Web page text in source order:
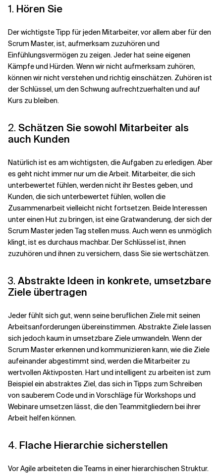
1. Hören Sie
Der wichtigste Tipp für jeden Mitarbeiter, vor allem aber für den
Scrum Master, ist, aufmerksam zuzuhören und
Einfühlungsvermögen zu zeigen. Jeder hat seine eigenen
Kämpfe und Hürden. Wenn wir nicht aufmerksam zuhören,
können wir nicht verstehen und richtig einschätzen. Zuhören ist
der Schlüssel, um den Schwung aufrechtzuerhalten und auf
Kurs zu bleiben.
2. Schätzen Sie sowohl Mitarbeiter als
auch Kunden
Natürlich ist es am wichtigsten, die Aufgaben zu erledigen. Aber
es geht nicht immer nur um die Arbeit. Mitarbeiter, die sich
unterbewertet fühlen, werden nicht ihr Bestes geben, und
Kunden, die sich unterbewertet fühlen, wollen die
Zusammenarbeit vielleicht nicht fortsetzen. Beide Interessen
unter einen Hut zu bringen, ist eine Gratwanderung, der sich der
Scrum Master jeden Tag stellen muss. Auch wenn es unmöglich
klingt, ist es durchaus machbar. Der Schlüssel ist, ihnen
zuzuhören und ihnen zu versichern, dass Sie sie wertschätzen.
3. Abstrakte Ideen in konkrete, umsetzbare
Ziele übertragen
Jeder fühlt sich gut, wenn seine beruflichen Ziele mit seinen
Arbeitsanforderungen übereinstimmen. Abstrakte Ziele lassen
sich jedoch kaum in umsetzbare Ziele umwandeln. Wenn der
Scrum Master erkennen und kommunizieren kann, wie die Ziele
aufeinander abgestimmt sind, werden die Mitarbeiter zu
wertvollen Aktivposten. Hart und intelligent zu arbeiten ist zum
Beispiel ein abstraktes Ziel, das sich in Tipps zum Schreiben
von sauberem Code und in Vorschläge für Workshops und
Webinare umsetzen lässt, die den Teammitgliedern bei ihrer
Arbeit helfen können.
4. Flache Hierarchie sicherstellen
Vor Agile arbeiteten die Teams in einer hierarchischen Struktur.